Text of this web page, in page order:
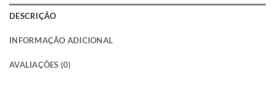
DESCRIÇÃO
INFORMAÇÃO ADICIONAL
AVALIAÇÕES (0)